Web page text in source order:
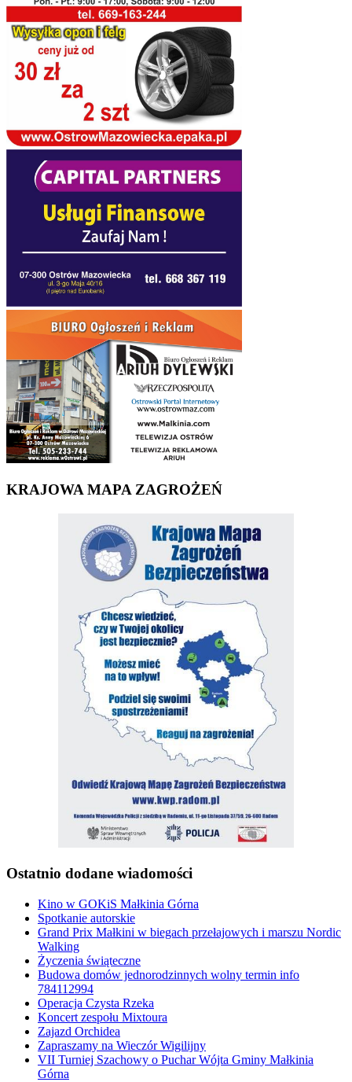
KRAJOWA MAPA ZAGROŻEŃ
Ostatnio dodane wiadomości
Kino w GOKiS Małkinia Górna
Spotkanie autorskie
Grand Prix Małkini w biegach przełajowych i marszu Nordic
Walking
Życzenia świąteczne
Budowa domów jednorodzinnych wolny termin info
784112994
Operacja Czysta Rzeka
Koncert zespołu Mixtoura
Zajazd Orchidea
Zapraszamy na Wieczór Wigilijny
VII Turniej Szachowy o Puchar Wójta Gminy Małkinia
Górna